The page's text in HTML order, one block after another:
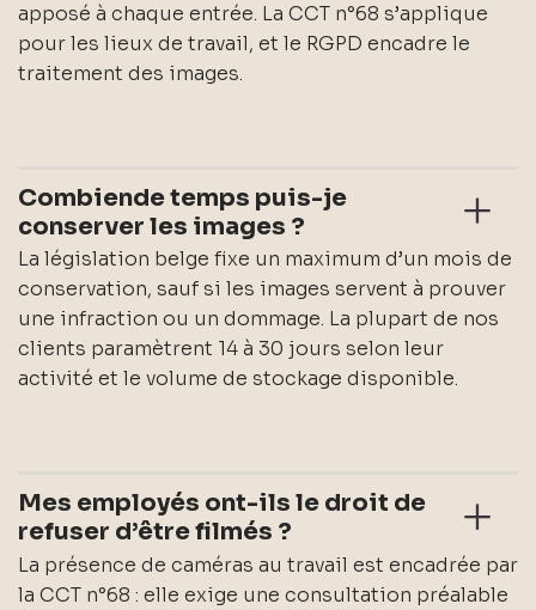
apposé à chaque entrée. La CCT n°68 s’applique
pour les lieux de travail, et le RGPD encadre le
traitement des images.
Combiende temps puis-je
conserver les images ?
La législation belge fixe un maximum d’un mois de
conservation, sauf si les images servent à prouver
une infraction ou un dommage. La plupart de nos
clients paramètrent 14 à 30 jours selon leur
activité et le volume de stockage disponible.
Mes employés ont-ils le droit de
refuser d’être filmés ?
La présence de caméras au travail est encadrée par
la CCT n°68 : elle exige une consultation préalable